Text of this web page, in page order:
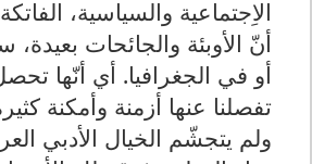
الاِجتماعية والسياسية،
أنّ الأوبئة والجائحات
أو في الجغرافيا. أي أنّها
تفصلنا عنها أزمنة وأمكنة
ولم يتجشّم الخيال الأدبي